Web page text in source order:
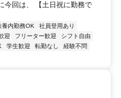
今回は、 【土日祝に勤務で
養内勤務OK
社員登用あり
迎 フリーター歓迎
シフト自由
学生歓迎 転勤なし
経験不問